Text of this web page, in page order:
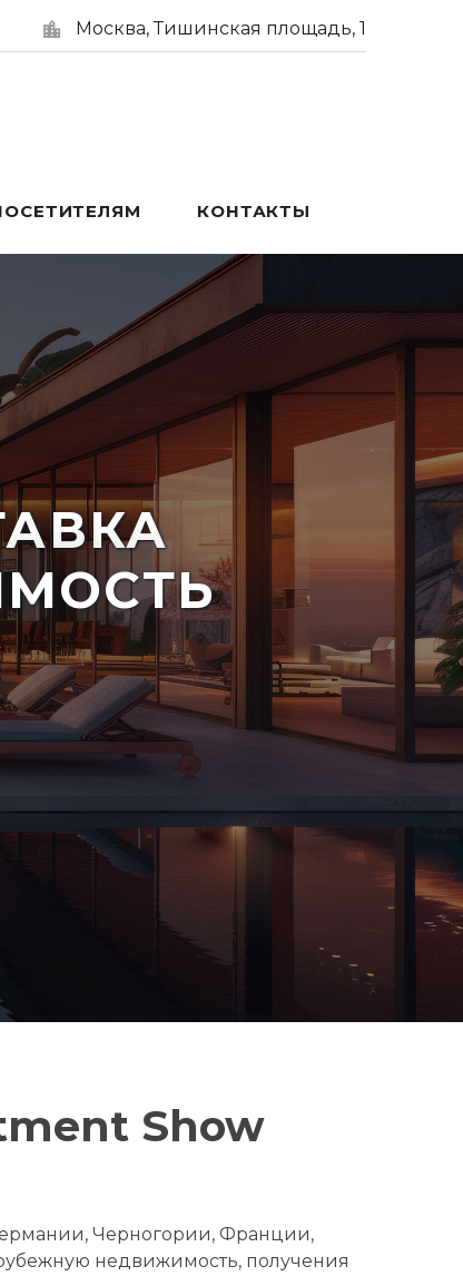
Москва, Тишинская площадь, 1
КОНТАКТЫ
Show
Черногории, Франции,
недвижимость, получения